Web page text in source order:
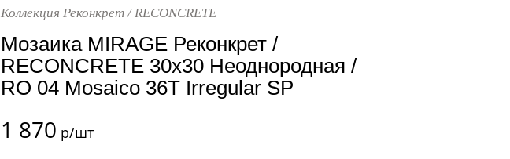
Коллекция Реконкрет / RECONCRETE
Мозаика MIRAGE Реконкрет /
RECONCRETE 30x30 Неоднородная /
RO 04 Mosaico 36T Irregular SP
1 870 р/шт